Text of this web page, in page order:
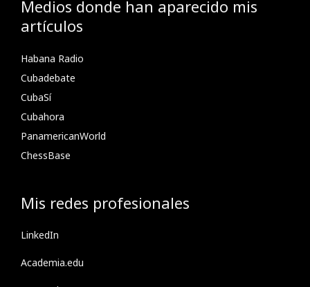
Medios donde han aparecido mis
artículos
Habana Radio
Cubadebate
CubaSí
Cubahora
PanamericanWorld
ChessBase
Mis redes profesionales
LinkedIn
Academia.edu